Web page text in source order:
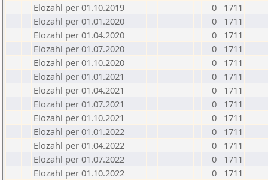
Elozahl per 01.10.2019
0
1711
Elozahl per 01.01.2020
0
1711
Elozahl per 01.04.2020
0
1711
Elozahl per 01.07.2020
0
1711
Elozahl per 01.10.2020
0
1711
Elozahl per 01.01.2021
0
1711
Elozahl per 01.04.2021
0
1711
Elozahl per 01.07.2021
0
1711
Elozahl per 01.10.2021
0
1711
Elozahl per 01.01.2022
0
1711
Elozahl per 01.04.2022
0
1711
Elozahl per 01.07.2022
0
1711
Elozahl per 01.10.2022
0
1711